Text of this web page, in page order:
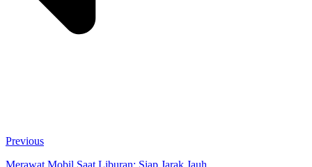
Previous
Merawat Mobil Saat Liburan: Siap Jarak Jauh